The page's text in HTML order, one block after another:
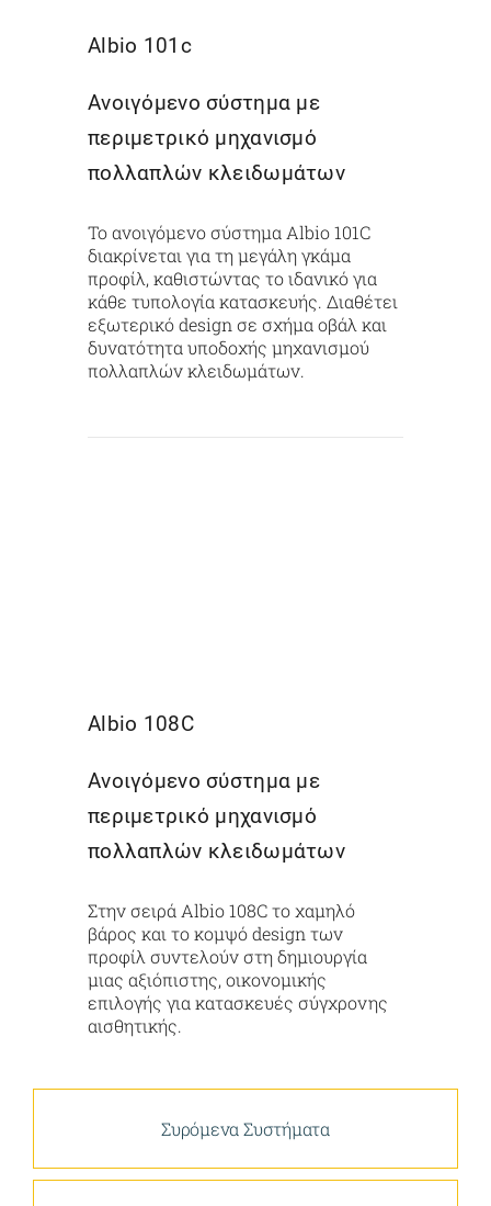
Albio 101c
Ανοιγόμενο σύστημα με
περιμετρικό μηχανισμό
πολλαπλών κλειδωμάτων
Το ανοιγόμενο σύστημα Albio 101C
διακρίνεται για τη μεγάλη γκάμα
προφίλ, καθιστώντας το ιδανικό για
κάθε τυπολογία κατασκευής. Διαθέτει
εξωτερικό design σε σχήμα οβάλ και
δυνατότητα υποδοχής μηχανισμού
πολλαπλών κλειδωμάτων.
Albio 108C
Ανοιγόμενο σύστημα με
περιμετρικό μηχανισμό
πολλαπλών κλειδωμάτων
Στην σειρά Albio 108C το χαμηλό
βάρος και το κομψό design των
προφίλ συντελούν στη δημιουργία
μιας αξιόπιστης, οικονομικής
επιλογής για κατασκευές σύγχρονης
αισθητικής.
Συρόμενα Συστήματα